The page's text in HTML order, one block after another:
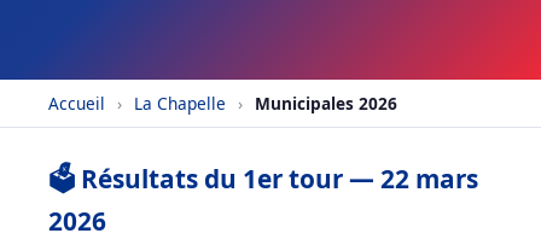
Accueil › La Chapelle › Municipales 2026
🗳️ Résultats du 1er tour — 22 mars
2026